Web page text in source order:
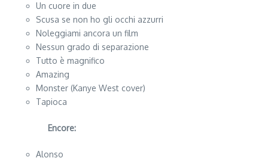
Un cuore in due
Scusa se non ho gli occhi azzurri
Noleggiami ancora un film
Nessun grado di separazione
Tutto è magnifico
Amazing
Monster (Kanye West cover)
Tapioca
Encore:
Alonso